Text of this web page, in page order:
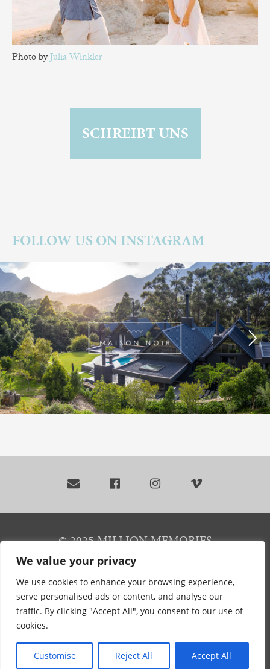
We value your privacy
We use cookies to enhance your browsing experience,
serve personalised ads or content, and analyse our
traffic. By clicking "Accept All", you consent to our use of
cookies.
Customise Reject All Accept All
Photo byJulia Winkler
SCHREIBT UNS
FOLLOW US ON INSTAGRAM
   
© 2025 MILLION MEMORIES
München / Kapstadt & weltweit verfügbar |
Destination-Hochzeiten|Individuelle Hochzeiten
|Wedding Films|Imagefilm|Aerial imagery &
films
IMPRESSUM & DATENSCHUTZ